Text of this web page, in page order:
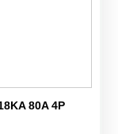
80A 4P